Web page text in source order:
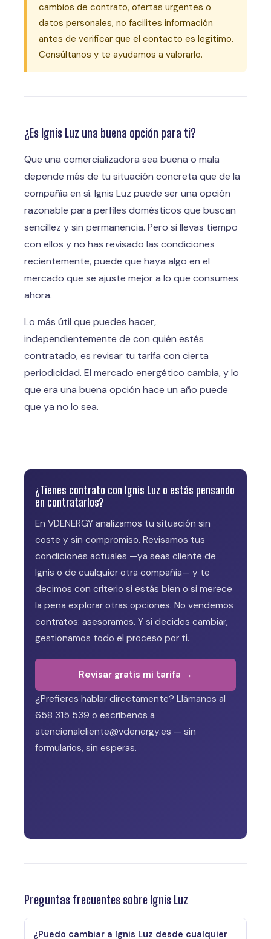
cambios de contrato, ofertas urgentes o
datos personales, no facilites información
antes de verificar que el contacto es legítimo.
Consúltanos y te ayudamos a valorarlo.
¿Es Ignis Luz una buena opción para ti?
Que una comercializadora sea buena o mala
depende más de tu situación concreta que de la
compañía en sí. Ignis Luz puede ser una opción
razonable para perfiles domésticos que buscan
sencillez y sin permanencia. Pero si llevas tiempo
con ellos y no has revisado las condiciones
recientemente, puede que haya algo en el
mercado que se ajuste mejor a lo que consumes
ahora.
Lo más útil que puedes hacer,
independientemente de con quién estés
contratado, es revisar tu tarifa con cierta
periodicidad. El mercado energético cambia, y lo
que era una buena opción hace un año puede
que ya no lo sea.
¿Tienes contrato con Ignis Luz o estás pensando
en contratarlos?
En VDENERGY analizamos tu situación sin
coste y sin compromiso. Revisamos tus
condiciones actuales —ya seas cliente de
Ignis o de cualquier otra compañía— y te
decimos con criterio si estás bien o si merece
la pena explorar otras opciones. No vendemos
contratos: asesoramos. Y si decides cambiar,
gestionamos todo el proceso por ti.
Revisar gratis mi tarifa →
¿Prefieres hablar directamente? Llámanos al
658 315 539 o escríbenos a
atencionalcliente@vdenergy.es — sin
formularios, sin esperas.
Preguntas frecuentes sobre Ignis Luz
¿Puedo cambiar a Ignis Luz desde cualquier